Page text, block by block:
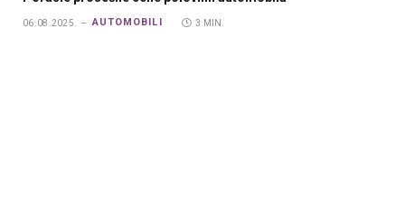
06.08.2025. AUTOMOBILI 3 MIN.